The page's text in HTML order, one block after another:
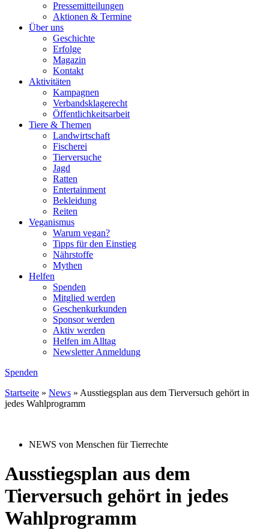
Pressemitteilungen
Aktionen & Termine
Über uns
Geschichte
Erfolge
Magazin
Kontakt
Aktivitäten
Kampagnen
Verbandsklagerecht
Öffentlichkeitsarbeit
Tiere & Themen
Landwirtschaft
Fischerei
Tierversuche
Jagd
Ratten
Entertainment
Bekleidung
Reiten
Veganismus
Warum vegan?
Tipps für den Einstieg
Nährstoffe
Mythen
Helfen
Spenden
Mitglied werden
Geschenkurkunden
Sponsor werden
Aktiv werden
Helfen im Alltag
Newsletter Anmeldung
Spenden
Startseite » News » Ausstiegsplan aus dem Tierversuch gehört in
jedes Wahlprogramm
NEWS von Menschen für Tierrechte
Ausstiegsplan aus dem
Tierversuch gehört in jedes
Wahlprogramm